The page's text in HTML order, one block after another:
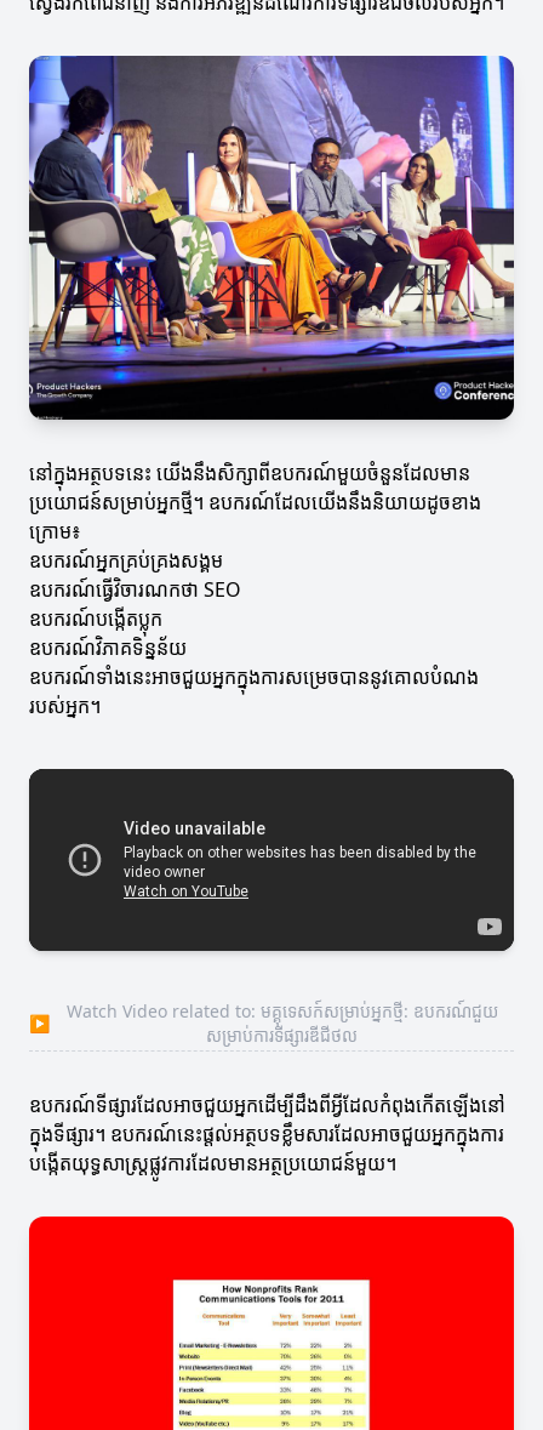
នៅក្នុងអត្ថបទនេះ យើងនឹងសិក្សាពីឧបករណ៍មួយចំនួនដែលមាន
ប្រយោជន៍សម្រាប់អ្នកថ្មី។ ឧបករណ៍ដែលយើងនឹងនិយាយដូចខាង
ក្រោម៖
ឧបករណ៍អ្នកគ្រប់គ្រងសង្គម
ឧបករណ៍ធ្វើវិចារណកថា SEO
ឧបករណ៍បង្កើតប្លុក
ឧបករណ៍វិភាគទិន្នន័យ
ឧបករណ៍ទាំងនេះអាចជួយអ្នកក្នុងការសម្រេចបាននូវគោលបំណង
របស់អ្នក។
▶
Watch Video related to: មគ្គុទេសក៍សម្រាប់អ្នកថ្មី: ឧបករណ៍ជួយ
សម្រាប់ការទីផ្សារឌីជីថល
ឧបករណ៍ទីផ្សារដែលអាចជួយអ្នកដើម្បីដឹងពីអ្វីដែលកំពុងកើតឡើងនៅ
ក្នុងទីផ្សារ។ ឧបករណ៍នេះផ្តល់អត្ថបទខ្លឹមសារដែលអាចជួយអ្នកក្នុងការ
បង្កើតយុទ្ធសាស្រ្តផ្លូវការដែលមានអត្ថប្រយោជន៍មួយ។